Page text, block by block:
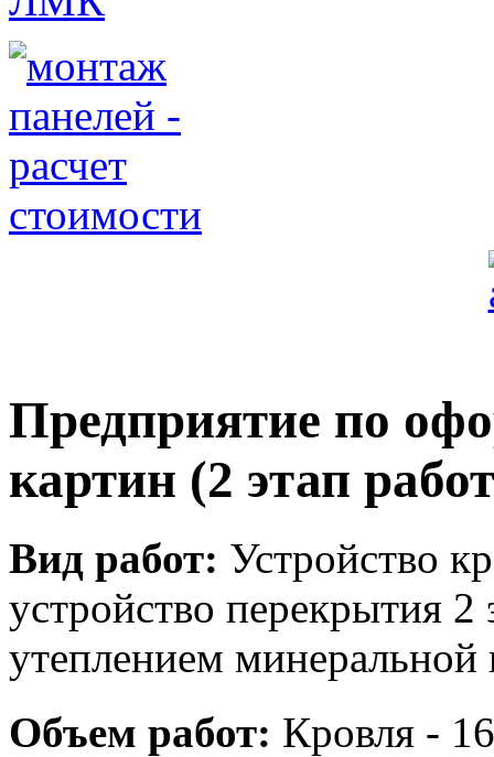
Предприятие по
картин (2 этап
Вид работ: Устройство
устройство перекрытия
утеплением
Объем работ: Кровля -